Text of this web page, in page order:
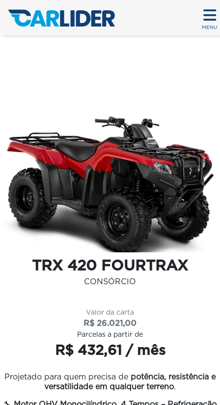
MENU
TRX 420 FOURTRAX
CONSÓRCIO
Valor da carta
R$ 26.021,00
Parcelas a partir de
R$ 432,61 / mês
Projetado para quem precisa de potência, resistência e
versatilidade em qualquer terreno.